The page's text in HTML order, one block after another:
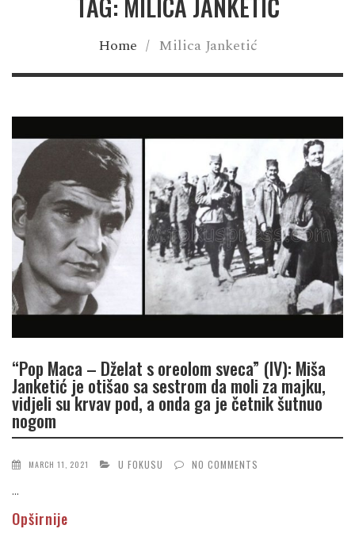
Home / Milica Janketić
“Pop Maca – Dželat s oreolom sveca” (IV): Miša
Janketić je otišao sa sestrom da moli za majku,
vidjeli su krvav pod, a onda ga je četnik šutnuo
nogom
MARCH 11, 2021 U FOKUSU NO COMMENTS
...
Opširnije